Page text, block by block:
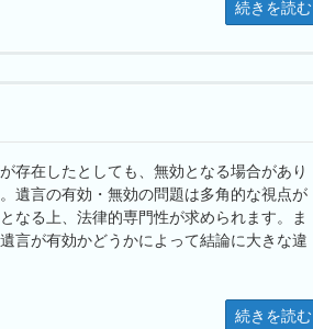
続きを読む
存在したとしても、無効となる場合があり
遺言の有効・無効の問題は多角的な視点が
なる上、法律的専門性が求められます。ま
言が有効かどうかによって結論に大きな違
続きを読む